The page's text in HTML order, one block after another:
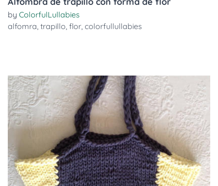
by ColorfulLullabies
alfomra, trapillo, flor, colorfullullabies